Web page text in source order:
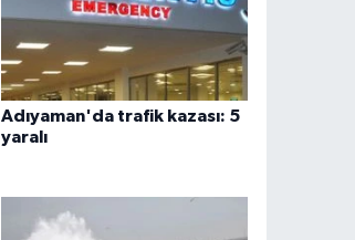
Adıyaman'da trafik kazası: 5
yaralı